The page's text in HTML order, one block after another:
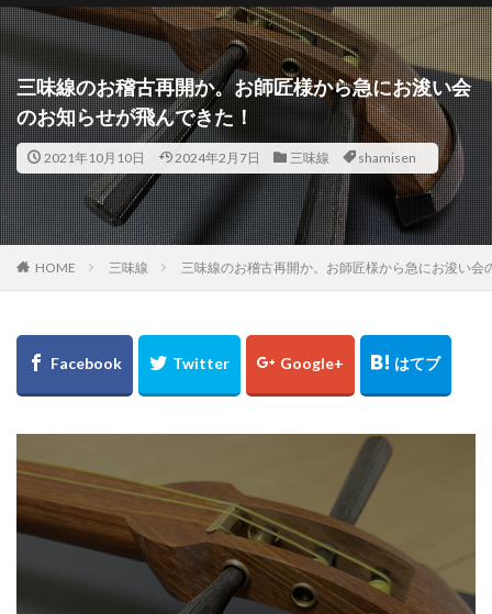
三味線のお稽古再開か。お師匠様から急にお浚い会
のお知らせが飛んできた！
2021年10月10日 2024年2月7日 三味線 shamisen
HOME 三味線 三味線のお稽古再開か。お師匠様から急にお浚い会